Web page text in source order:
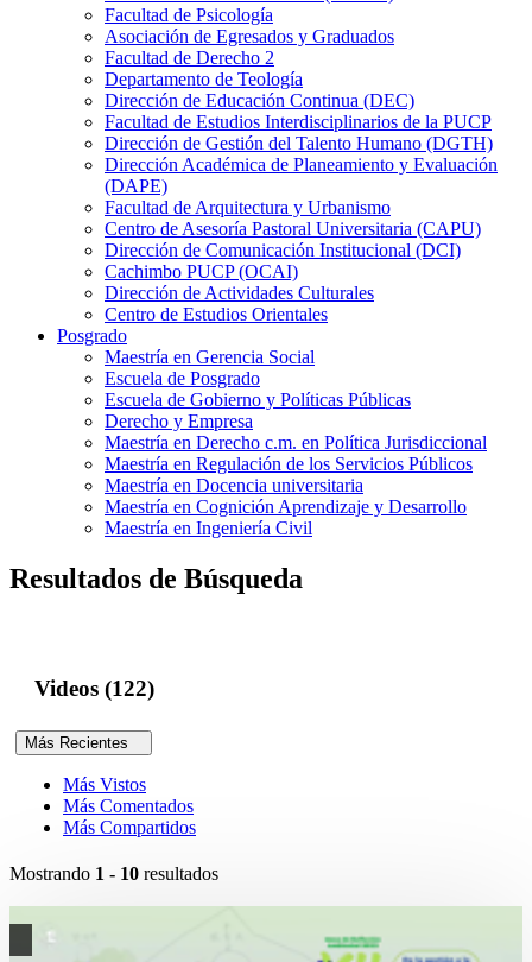
Facultad de Psicología
Asociación de Egresados y Graduados
Facultad de Derecho 2
Departamento de Teología
Dirección de Educación Continua (DEC)
Facultad de Estudios Interdisciplinarios de la PUCP
Dirección de Gestión del Talento Humano (DGTH)
Dirección Académica de Planeamiento y Evaluación
(DAPE)
Facultad de Arquitectura y Urbanismo
Centro de Asesoría Pastoral Universitaria (CAPU)
Dirección de Comunicación Institucional (DCI)
Cachimbo PUCP (OCAI)
Dirección de Actividades Culturales
Centro de Estudios Orientales
Posgrado
Maestría en Gerencia Social
Escuela de Posgrado
Escuela de Gobierno y Políticas Públicas
Derecho y Empresa
Maestría en Derecho c.m. en Política Jurisdiccional
Maestría en Regulación de los Servicios Públicos
Maestría en Docencia universitaria
Maestría en Cognición Aprendizaje y Desarrollo
Maestría en Ingeniería Civil
Resultados de Búsqueda
Videos (122)
Más Recientes
Más Vistos
Más Comentados
Más Compartidos
Mostrando 1 - 10 resultados